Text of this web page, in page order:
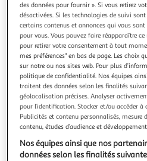
4.8 (12)
LES 300 LAITIERS BIO
Fromage blanc nature
Grâce à l'ajout d'une touche de
les 300 laitiers bio proposent
texture onctueuse. Sa recette
toute la famille. Des recettes saines et gourmandes avec du
bon lait de l'ouest de la France,
300 laiti
En savoir +
4x100g
Vous voulez connaître le
des données pour fournir ». Si vous retirez
désactivées. Si les technologies de suivi
certains contenus et annonces qui vous
pour vous. Vous pouvez faire réapparaître
pour retirer votre consentement à tout
mes préférences" en bas de page. Les choix
sur notre ou nos sites web. Pour plus
politique de confidentialité. Nos équipes
traitent des données selon les finalités
géolocalisation précises. Analyser
pour l’identification. Stocker et/ou accéder
Publicités et contenu personnalisés, mesure
contenu, études d’audience et
Nos équipes ainsi que nos
données selon les finalités